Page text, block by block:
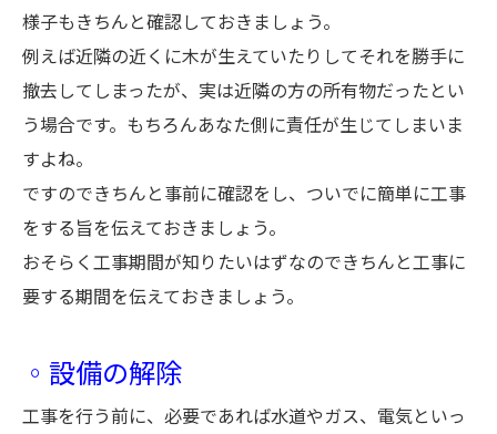
様子もきちんと確認しておきましょう。
例えば近隣の近くに木が生えていたりしてそれを勝手に
撤去してしまったが、実は近隣の方の所有物だったとい
う場合です。もちろんあなた側に責任が生じてしまいま
すよね。
ですのできちんと事前に確認をし、ついでに簡単に工事
をする旨を伝えておきましょう。
おそらく工事期間が知りたいはずなのできちんと工事に
要する期間を伝えておきましょう。
◦設備の解除
工事を行う前に、必要であれば水道やガス、電気といっ